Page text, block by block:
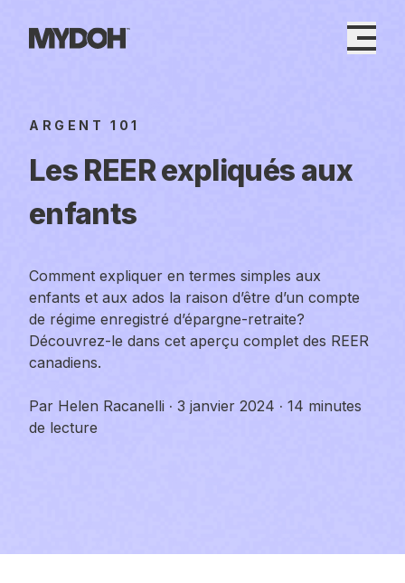
content
ARGENT 101
Les REER expliqués aux
enfants
Comment expliquer en termes simples aux
enfants et aux ados la raison d’être d’un compte
de régime enregistré d’épargne-retraite?
Découvrez-le dans cet aperçu complet des REER
canadiens.
Par Helen Racanelli · 3 janvier 2024 · 14 minutes
de lecture